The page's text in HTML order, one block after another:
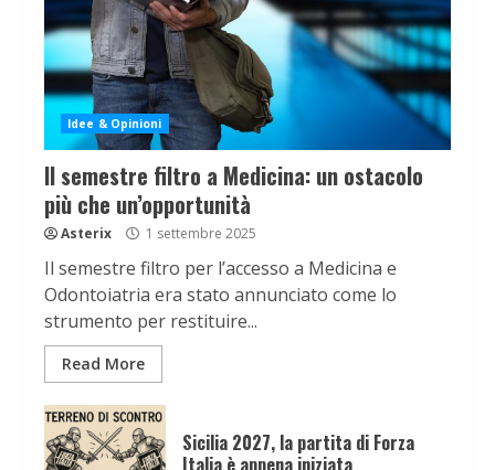
Idee & Opinioni
Il semestre filtro a Medicina: un ostacolo
più che un’opportunità
Asterix 1 settembre 2025
Il semestre filtro per l’accesso a Medicina e
Odontoiatria era stato annunciato come lo
strumento per restituire...
Read More
Sicilia 2027, la partita di Forza
Italia è appena iniziata